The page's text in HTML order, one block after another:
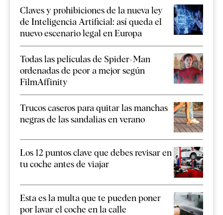
Claves y prohibiciones de la nueva ley
de Inteligencia Artificial: así queda el
nuevo escenario legal en Europa
Todas las películas de Spider-Man
ordenadas de peor a mejor según
FilmAffinity
Trucos caseros para quitar las manchas
negras de las sandalias en verano
Los 12 puntos clave que debes revisar en
tu coche antes de viajar
Esta es la multa que te pueden poner
por lavar el coche en la calle